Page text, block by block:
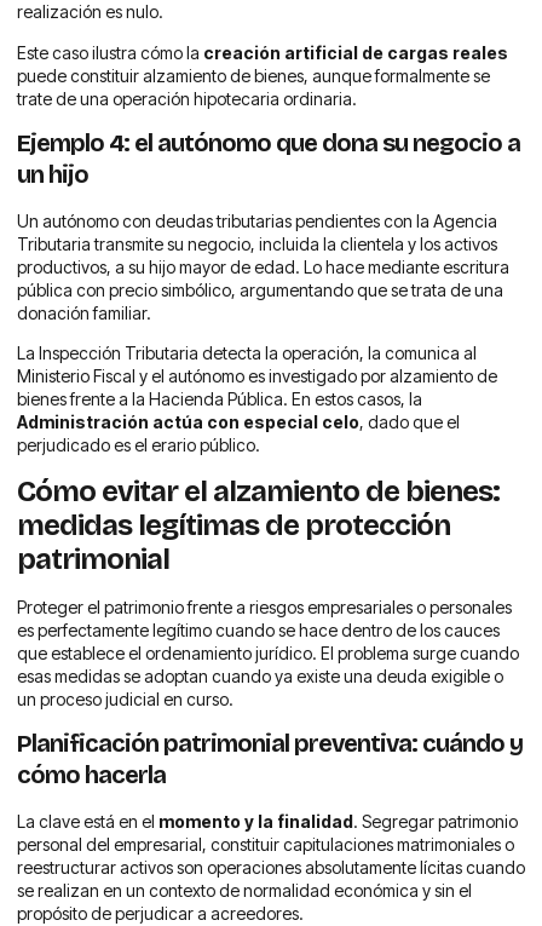
realización es nulo.
Este caso ilustra cómo la creación artificial de cargas reales
puede constituir alzamiento de bienes, aunque formalmente se
trate de una operación hipotecaria ordinaria.
Ejemplo 4: el autónomo que dona su negocio a
un hijo
Un autónomo con deudas tributarias pendientes con la Agencia
Tributaria transmite su negocio, incluida la clientela y los activos
productivos, a su hijo mayor de edad. Lo hace mediante escritura
pública con precio simbólico, argumentando que se trata de una
donación familiar.
La Inspección Tributaria detecta la operación, la comunica al
Ministerio Fiscal y el autónomo es investigado por alzamiento de
bienes frente a la Hacienda Pública. En estos casos, la
Administración actúa con especial celo, dado que el
perjudicado es el erario público.
Cómo evitar el alzamiento de bienes:
medidas legítimas de protección
patrimonial
Proteger el patrimonio frente a riesgos empresariales o personales
es perfectamente legítimo cuando se hace dentro de los cauces
que establece el ordenamiento jurídico. El problema surge cuando
esas medidas se adoptan cuando ya existe una deuda exigible o
un proceso judicial en curso.
Planificación patrimonial preventiva: cuándo y
cómo hacerla
La clave está en el momento y la finalidad. Segregar patrimonio
personal del empresarial, constituir capitulaciones matrimoniales o
reestructurar activos son operaciones absolutamente lícitas cuando
se realizan en un contexto de normalidad económica y sin el
propósito de perjudicar a acreedores.